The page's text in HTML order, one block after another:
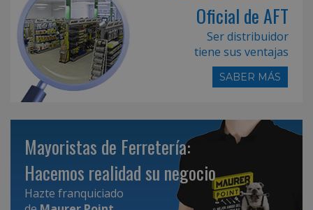
Oficial de AFT
Ser distribuidor
tiene sus ventajas
SABER MÁS
Mayoristas de Ferretería:
Hacemos realidad su negocio
Hazte franquiciado